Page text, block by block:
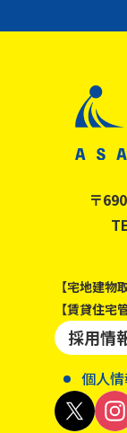
〒
【宅地建
【賃貸住
採用情
個人